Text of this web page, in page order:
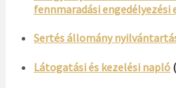
fennmaradási engedélyezési
Sertés állomány
Látogatási és kezelési napló